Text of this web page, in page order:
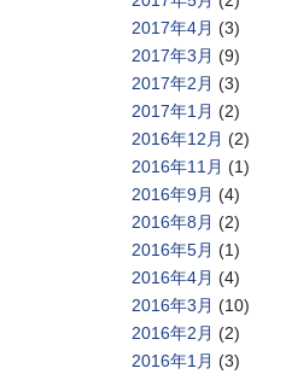
2017年4月 (3)
2017年3月 (9)
2017年2月 (3)
2017年1月 (2)
2016年12月 (2)
2016年11月 (1)
2016年9月 (4)
2016年8月 (2)
2016年5月 (1)
2016年4月 (4)
2016年3月 (10)
2016年2月 (2)
2016年1月 (3)